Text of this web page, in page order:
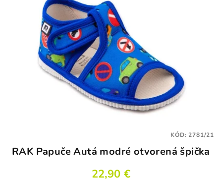
RAK Papuče Autá modré otvorená špička
22,90 €
KÓD:2781/21